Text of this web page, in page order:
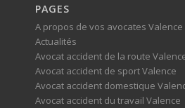
PAGES
A propos de vos avocates Valence
Actualités
Avocat accident de la route
Avocat accident de sport Valence
Avocat accident domestique
Avocat accident du travail Valence